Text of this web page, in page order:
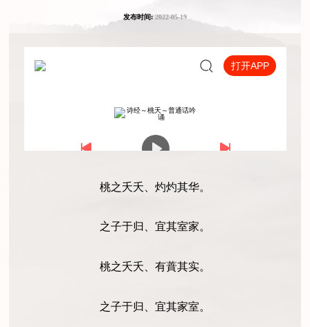
发布时间:2022-05-19
桃之夭夭、灼灼其华。
之子于归、宜其室家。
桃之夭夭、有蕡其实。
之子于归、宜其家室。